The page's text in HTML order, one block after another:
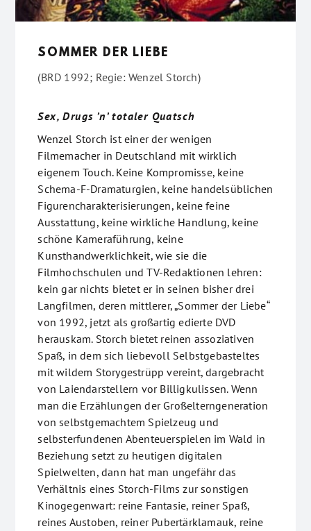
SOMMER DER LIEBE
(BRD 1992; Regie: Wenzel Storch)
Sex, Drugs ’n’ totaler Quatsch
Wenzel Storch ist einer der wenigen
Filmemacher in Deutschland mit wirklich
eigenem Touch. Keine Kompromisse, keine
Schema-F-Dramaturgien, keine handelsüblichen
Figurencharakterisierungen, keine feine
Ausstattung, keine wirkliche Handlung, keine
schöne Kameraführung, keine
Kunsthandwerklichkeit, wie sie die
Filmhochschulen und TV-Redaktionen lehren:
kein gar nichts bietet er in seinen bisher drei
Langfilmen, deren mittlerer, „Sommer der Liebe“
von 1992, jetzt als großartig edierte DVD
herauskam. Storch bietet reinen assoziativen
Spaß, in dem sich liebevoll Selbstgebasteltes
mit wildem Storygestrüpp vereint, dargebracht
von Laiendarstellern vor Billigkulissen. Wenn
man die Erzählungen der Großelterngeneration
von selbstgemachtem Spielzeug und
selbsterfundenen Abenteuerspielen im Wald in
Beziehung setzt zu heutigen digitalen
Spielwelten, dann hat man ungefähr das
Verhältnis eines Storch-Films zur sonstigen
Kinogegenwart: reine Fantasie, reiner Spaß,
reines Austoben, reiner Pubertärklamauk, reine